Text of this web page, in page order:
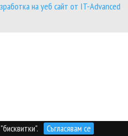
Съгласявам се
на уеб сайт от IT-Advanced